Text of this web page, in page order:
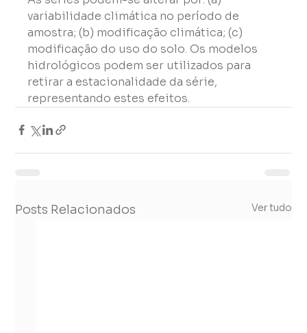
variabilidade climática no período de
amostra; (b) modificação climática; (c)
modificação do uso do solo. Os modelos
hidrológicos podem ser utilizados para
retirar a estacionalidade da série,
representando estes efeitos.
Posts Relacionados Ver tudo